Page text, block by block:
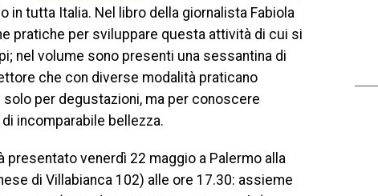
in tutta Italia. Nel libro della giornalista Fabiola
pratiche per sviluppare questa attività di cui si
nel volume sono presenti una sessantina di
che con diverse modalità praticano
solo per degustazioni, ma per conoscere
incomparabile bellezza.
presentato venerdì 22 maggio a Palermo alla
di Villabianca 102) alle ore 17.30: assieme